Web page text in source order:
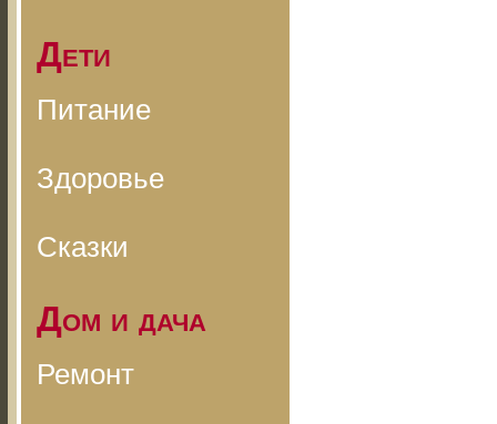
Дети
Питание
Здоровье
Сказки
Дом и дача
Ремонт